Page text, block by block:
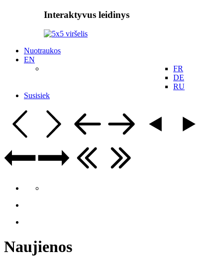
Interaktyvus leidinys
Nuotraukos
EN
FR
DE
RU
Susisiek
Naujienos